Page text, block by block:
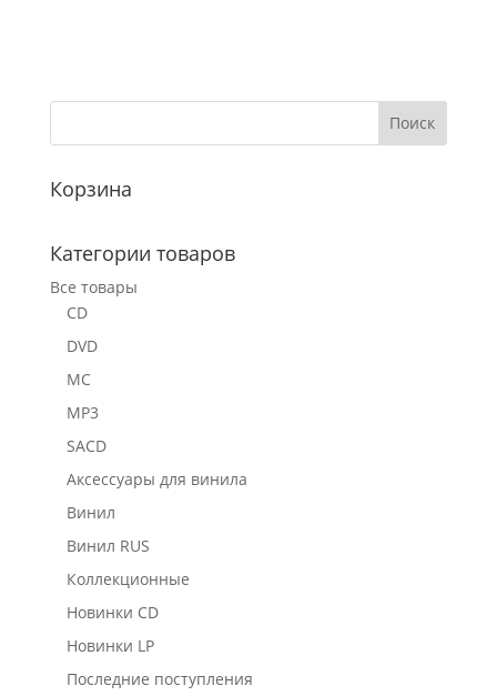
Корзина
Категории товаров
Все товары
CD
DVD
MC
MP3
SACD
Аксессуары для винила
Винил
Винил RUS
Коллекционные
Новинки CD
Новинки LP
Последние поступления